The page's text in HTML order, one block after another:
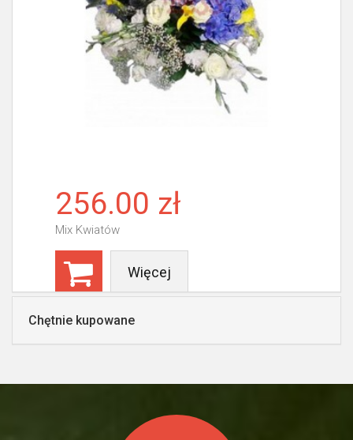
256.00 zł
Mix Kwiatów
Więcej
Chętnie kupowane